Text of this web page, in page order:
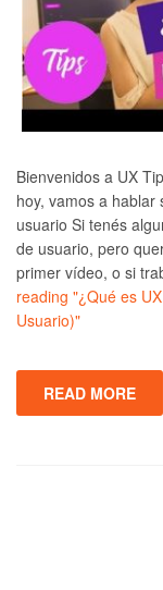
Bienvenidos a UX
hoy, vamos a
usuario Si tenés
de usuario, pero
primer vídeo, o si
reading "¿Qué es
Usuario)"
READ MORE